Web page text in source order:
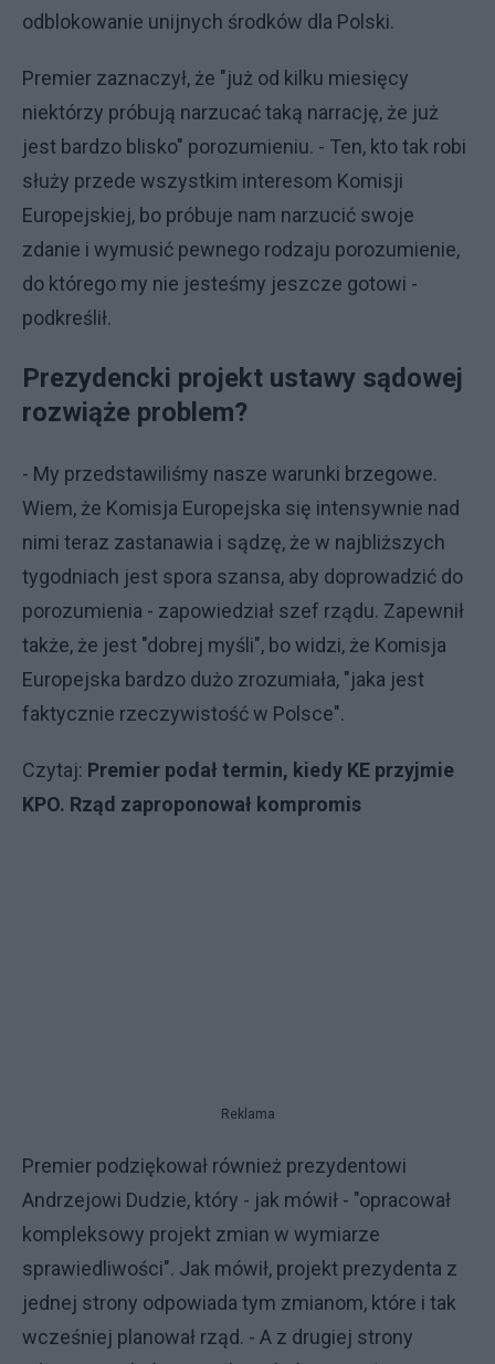
odblokowanie unijnych środków dla Polski.
Premier zaznaczył, że "już od kilku miesięcy
niektórzy próbują narzucać taką narrację, że już
jest bardzo blisko" porozumieniu. - Ten, kto tak robi
służy przede wszystkim interesom Komisji
Europejskiej, bo próbuje nam narzucić swoje
zdanie i wymusić pewnego rodzaju porozumienie,
do którego my nie jesteśmy jeszcze gotowi -
podkreślił.
Prezydencki projekt ustawy sądowej
rozwiąże problem?
- My przedstawiliśmy nasze warunki brzegowe.
Wiem, że Komisja Europejska się intensywnie nad
nimi teraz zastanawia i sądzę, że w najbliższych
tygodniach jest spora szansa, aby doprowadzić do
porozumienia - zapowiedział szef rządu. Zapewnił
także, że jest "dobrej myśli", bo widzi, że Komisja
Europejska bardzo dużo zrozumiała, "jaka jest
faktycznie rzeczywistość w Polsce".
Czytaj: Premier podał termin, kiedy KE przyjmie
KPO. Rząd zaproponował kompromis
Reklama
Premier podziękował również prezydentowi
Andrzejowi Dudzie, który - jak mówił - "opracował
kompleksowy projekt zmian w wymiarze
sprawiedliwości". Jak mówił, projekt prezydenta z
jednej strony odpowiada tym zmianom, które i tak
wcześniej planował rząd. - A z drugiej strony